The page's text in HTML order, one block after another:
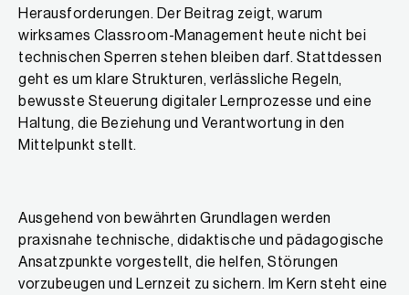
Herausforderungen. Der Beitrag zeigt, warum
wirksames Classroom-Management heute nicht bei
technischen Sperren stehen bleiben darf. Stattdessen
geht es um klare Strukturen, verlässliche Regeln,
bewusste Steuerung digitaler Lernprozesse und eine
Haltung, die Beziehung und Verantwortung in den
Mittelpunkt stellt.
Ausgehend von bewährten Grundlagen werden
praxisnahe technische, didaktische und pädagogische
Ansatzpunkte vorgestellt, die helfen, Störungen
vorzubeugen und Lernzeit zu sichern. Im Kern steht eine